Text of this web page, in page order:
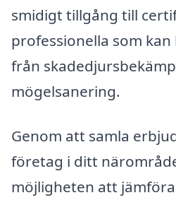
smidigt tillgång till
professionella som
från
mögelsanering.
Genom att samla
företag i ditt
möjligheten att